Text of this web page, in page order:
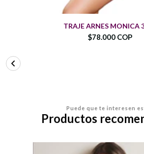
TRAJE ARNES MONICA
$78.000 COP
Puede que te interesen
Productos